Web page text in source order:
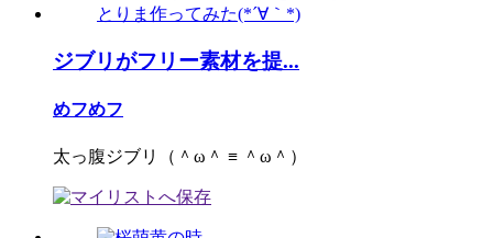
ジブリがフリー素材を提...
めフめフ
太っ腹ジブリ（＾ω＾ ≡ ＾ω＾）